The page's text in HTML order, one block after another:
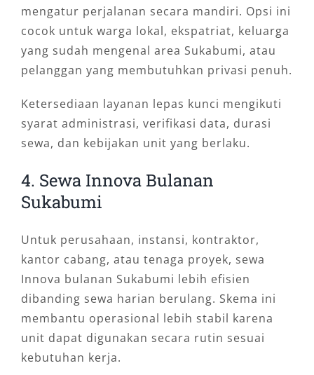
mengatur perjalanan secara mandiri. Opsi ini
cocok untuk warga lokal, ekspatriat, keluarga
yang sudah mengenal area Sukabumi, atau
pelanggan yang membutuhkan privasi penuh.
Ketersediaan layanan lepas kunci mengikuti
syarat administrasi, verifikasi data, durasi
sewa, dan kebijakan unit yang berlaku.
4. Sewa Innova Bulanan
Sukabumi
Untuk perusahaan, instansi, kontraktor,
kantor cabang, atau tenaga proyek, sewa
Innova bulanan Sukabumi lebih efisien
dibanding sewa harian berulang. Skema ini
membantu operasional lebih stabil karena
unit dapat digunakan secara rutin sesuai
kebutuhan kerja.